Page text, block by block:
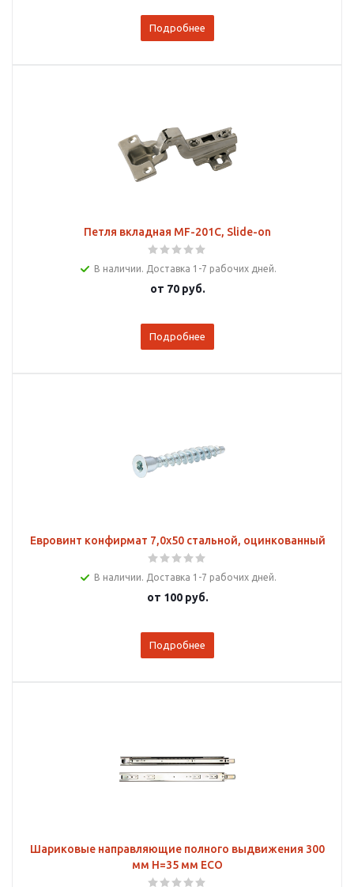
Подробнее
Петля вкладная MF-201С, Slide-on
В наличии. Доставка 1-7 рабочих дней.
от 70 руб.
Подробнее
Евровинт конфирмат 7,0х50 стальной, оцинкованный
В наличии. Доставка 1-7 рабочих дней.
от 100 руб.
Подробнее
Шариковые направляющие полного выдвижения 300
мм Н=35 мм ECO